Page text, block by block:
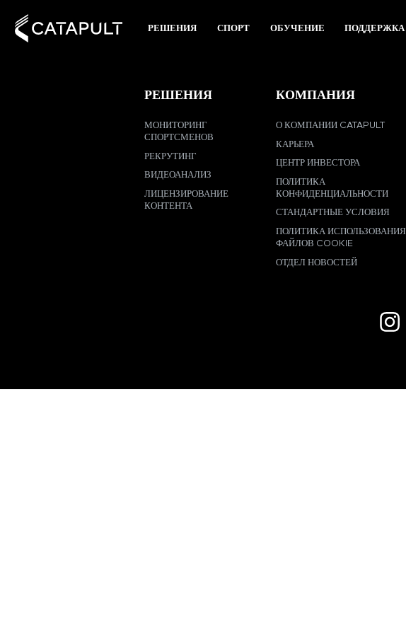
РЕШЕНИЯ СПОРТ ОБУЧЕНИЕ ПОДДЕРЖКА
РЕШЕНИЯ
МОНИТОРИНГ
СПОРТСМЕНОВ
РЕКРУТИНГ
ВИДЕОАНАЛИЗ
ЛИЦЕНЗИРОВАНИЕ
КОНТЕНТА
КОМПАНИЯ
О КОМПАНИИ CATAPULT
КАРЬЕРА
ЦЕНТР ИНВЕСТОРА
ПОЛИТИКА
КОНФИДЕНЦИАЛЬНОСТИ
СТАНДАРТНЫЕ УСЛОВИЯ
ПОЛИТИКА ИСПОЛЬЗОВАНИЯ
ФАЙЛОВ COOKIE
ОТДЕЛ НОВОСТЕЙ